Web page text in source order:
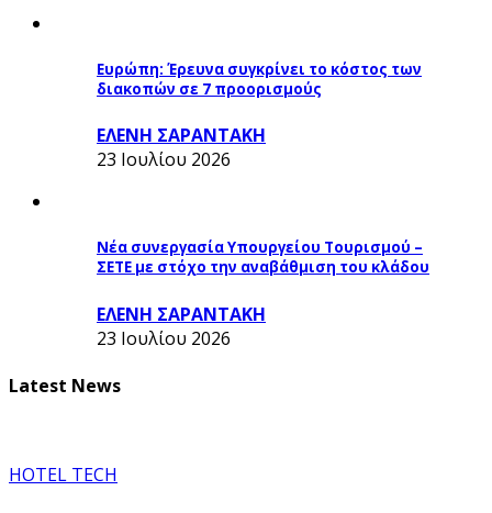
Ευρώπη: Έρευνα συγκρίνει το κόστος των
διακοπών σε 7 προορισμούς
ΕΛΕΝΗ ΣΑΡΑΝΤΑΚΗ
23 Ιουλίου 2026
Νέα συνεργασία Υπουργείου Τουρισμού –
ΣΕΤΕ με στόχο την αναβάθμιση του κλάδου
ΕΛΕΝΗ ΣΑΡΑΝΤΑΚΗ
23 Ιουλίου 2026
Latest News
HOTEL TECH